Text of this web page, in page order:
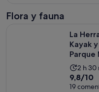
Flora y fauna
La
Kayak
Parque
La
de
2 h 30
9.8
sobre
9,8/10
19